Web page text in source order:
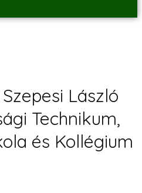
László
Technikum,
és Kollégium